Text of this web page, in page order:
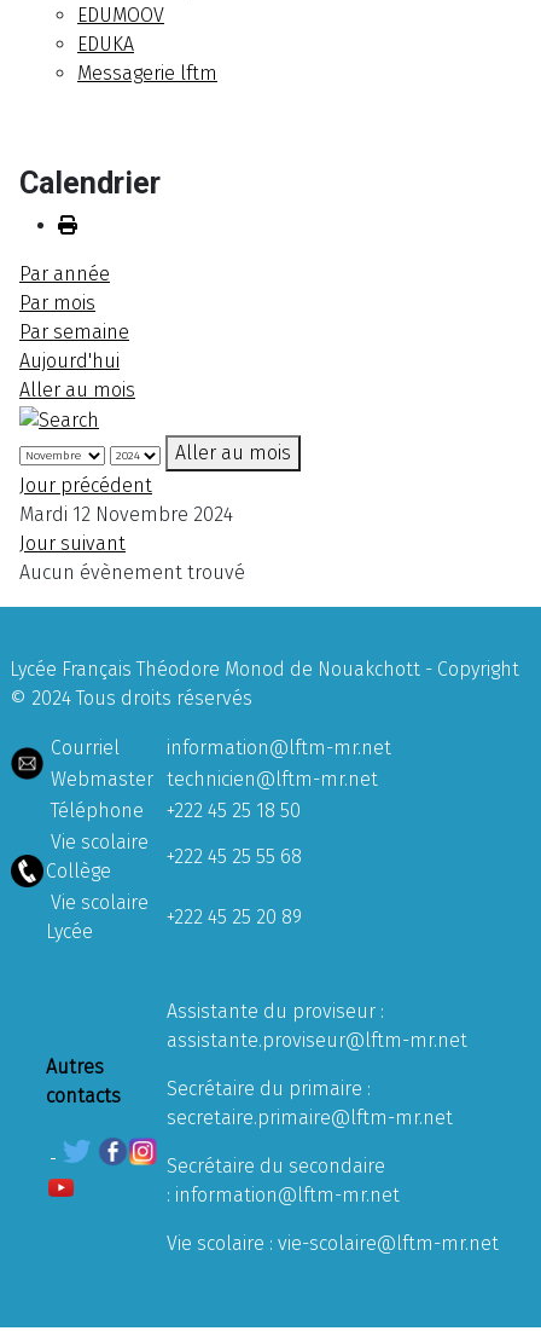
EDUMOOV
EDUKA
Messagerie lftm
Calendrier
Par année
Par mois
Par semaine
Aujourd'hui
Aller au mois
Aller au mois
Jour précédent
Mardi 12 Novembre 2024
Jour suivant
Aucun évènement trouvé
Lycée Français Théodore Monod de Nouakchott - Copyright
© 2024 Tous droits réservés
Courriel
information@lftm-mr.net
Webmaster technicien@lftm-mr.net
Téléphone
+222 45 25 18 50
Vie scolaire
Collège
+222 45 25 55 68
Vie scolaire
Lycée
+222 45 25 20 89
Autres
contacts
Assistante du proviseur :
assistante.proviseur@lftm-mr.net
Secrétaire du primaire :
secretaire.primaire@lftm-mr.net
Secrétaire du secondaire
: information@lftm-mr.net
Vie scolaire : vie-scolaire@lftm-mr.net